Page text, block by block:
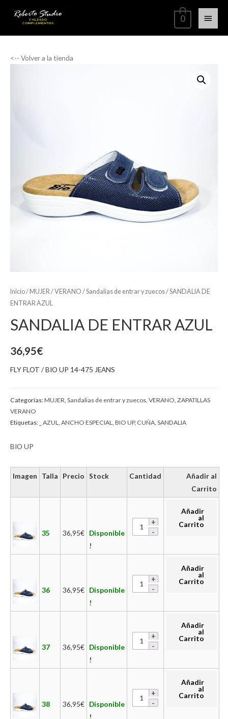
0
<-- Volver a la tienda
Inicio/ MUJER /VERANO /Sandalias de entrar y zuecos/ SANDALIA DE
ENTRAR AZUL
SANDALIA DE ENTRAR AZUL
36,95€
FLY FLOT / BIO UP 14-475 JEANS
Categorías:MUJER Sandalias de entrar y zuecos VERANO ZAPATILLAS
VERANO
Etiquetas: _ AZUL ANCHO ESPECIAL BIO UP, CUÑA SANDALIA
BIO UP
Imagen Talla Precio Stock Cantidad
Añadir al
Carrito
35 36,95€ Disponible
!
Añadir
al
Carrito
36 36,95€ Disponible
!
Añadir
al
Carrito
37 36,95€ Disponible
!
Añadir
al
Carrito
38 36,95€ Disponible
!
Añadir
al
Carrito